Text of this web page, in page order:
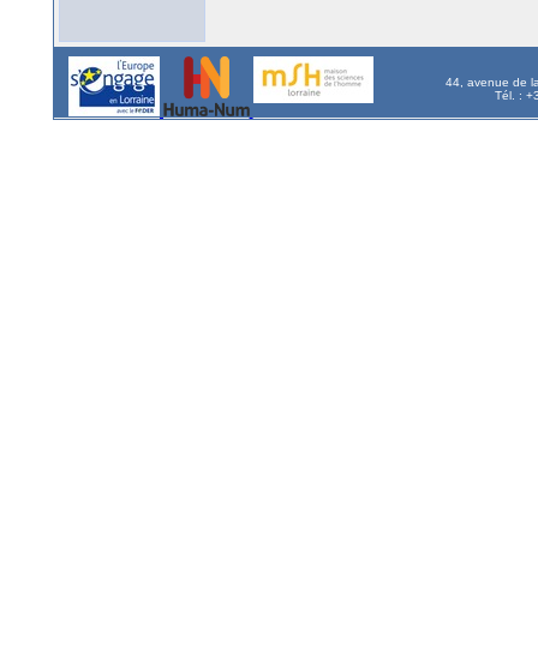
44, avenue de
Tél. :